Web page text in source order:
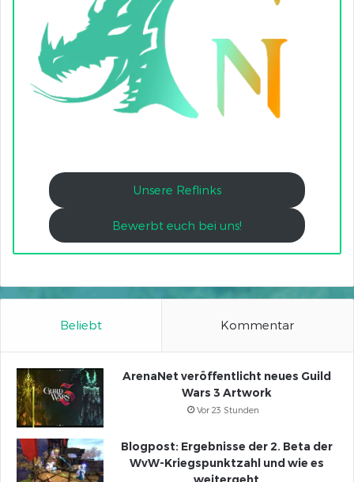
Unsere Reflinks
Bewerbt euch bei uns!
Beliebt Kommentar
ArenaNet veröffentlicht neues Guild
Wars 3 Artwork
Vor 23 Stunden
Blogpost: Ergebnisse der 2. Beta der
WvW-Kriegspunktzahl und wie es